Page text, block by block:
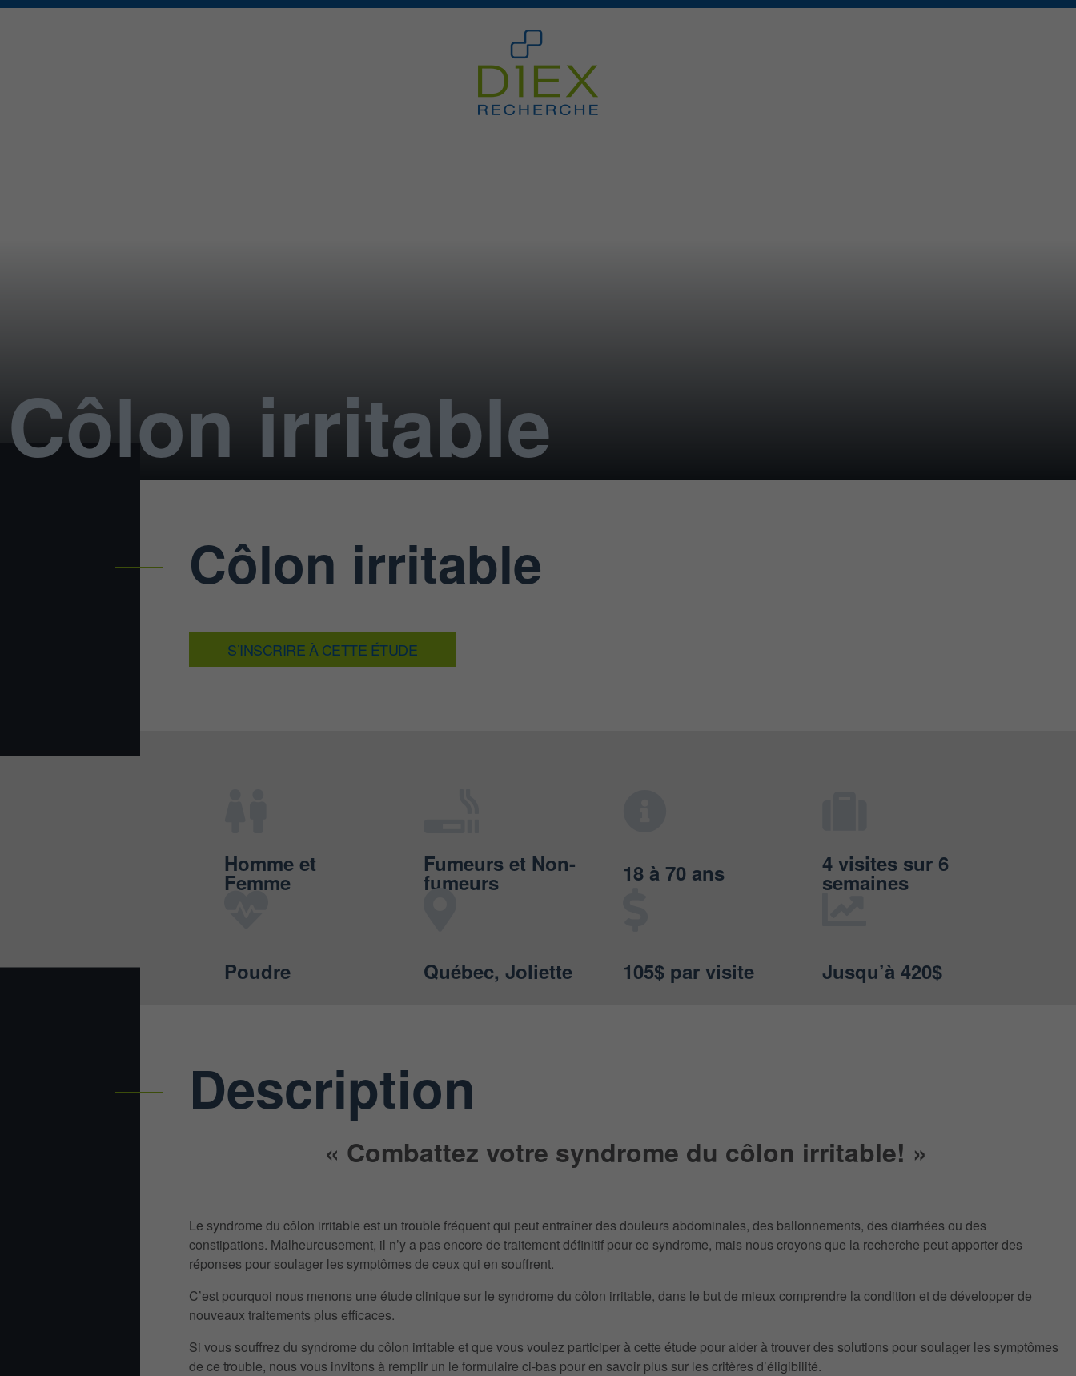
Côlon irritable
Côlon irritable
S’INSCRIRE À CETTE ÉTUDE
Homme et
Femme
Fumeurs et Non-
fumeurs 18 à 70 ans 4 visites sur 6
semaines
Poudre Québec, Joliette 105$ par visite Jusqu’à 420$
Description
« Combattez votre syndrome du côlon irritable! »
Le syndrome du côlon irritable est un trouble fréquent qui peut entraîner des douleurs abdominales, des ballonnements, des diarrhées ou des
constipations. Malheureusement, il n’y a pas encore de traitement définitif pour ce syndrome, mais nous croyons que la recherche peut apporter des
réponses pour soulager les symptômes de ceux qui en souffrent.
C’est pourquoi nous menons une étude clinique sur le syndrome du côlon irritable, dans le but de mieux comprendre la condition et de développer de
nouveaux traitements plus efficaces.
Si vous souffrez du syndrome du côlon irritable et que vous voulez participer à cette étude pour aider à trouver des solutions pour soulager les symptômes
de ce trouble, nous vous invitons à remplir un le formulaire ci-bas pour en savoir plus sur les critères d’éligibilité.